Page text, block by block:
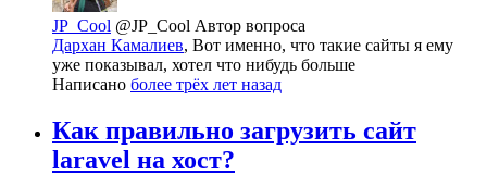
JP_Cool @JP_Cool Автор вопроса
Дархан Камалиев, Вот именно, что такие сайты я ему
уже показывал, хотел что нибудь больше
Написано более трёх лет назад
Как правильно загрузить сайт
laravel на хост?